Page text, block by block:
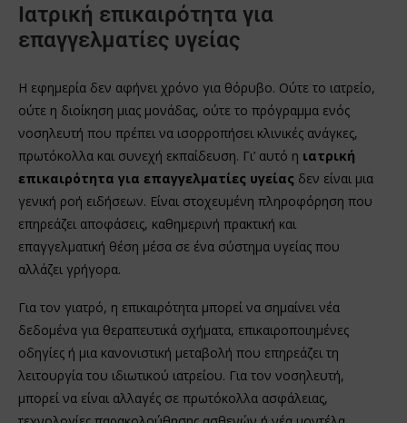
Ιατρική επικαιρότητα για
επαγγελματίες υγείας
Η εφημερία δεν αφήνει χρόνο για θόρυβο. Ούτε το ιατρείο,
ούτε η διοίκηση μιας μονάδας, ούτε το πρόγραμμα ενός
νοσηλευτή που πρέπει να ισορροπήσει κλινικές ανάγκες,
πρωτόκολλα και συνεχή εκπαίδευση. Γι’ αυτό η ιατρική
επικαιρότητα για επαγγελματίες υγείας δεν είναι μια
γενική ροή ειδήσεων. Είναι στοχευμένη πληροφόρηση που
επηρεάζει αποφάσεις, καθημερινή πρακτική και
επαγγελματική θέση μέσα σε ένα σύστημα υγείας που
αλλάζει γρήγορα.
Για τον γιατρό, η επικαιρότητα μπορεί να σημαίνει νέα
δεδομένα για θεραπευτικά σχήματα, επικαιροποιημένες
οδηγίες ή μια κανονιστική μεταβολή που επηρεάζει τη
λειτουργία του ιδιωτικού ιατρείου. Για τον νοσηλευτή,
μπορεί να είναι αλλαγές σε πρωτόκολλα ασφάλειας,